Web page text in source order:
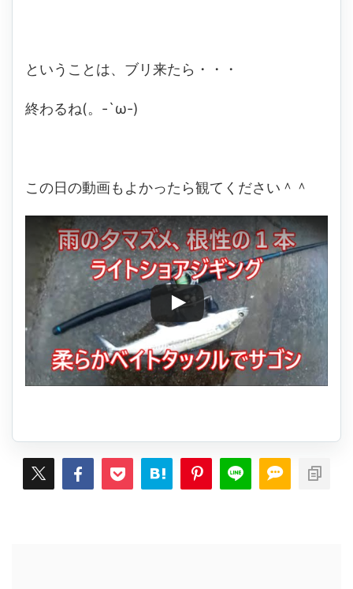
ということは、ブリ来たら・・・
終わるね(。-`ω-)
この日の動画もよかったら観てください＾＾